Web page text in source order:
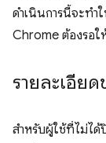
ดำเนินการนี้จะทำ
Chrome ต้องรอใ
รายละเอีย
สำหรับผู้ใช้ที่ไม่ได้